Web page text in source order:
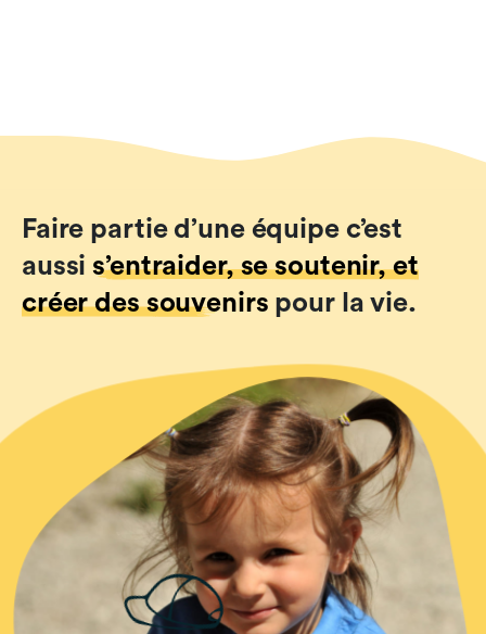
Faire partie d’une équipe c’est
aussis’entraider, se soutenir, et
créer des souvenirs pour la vie.